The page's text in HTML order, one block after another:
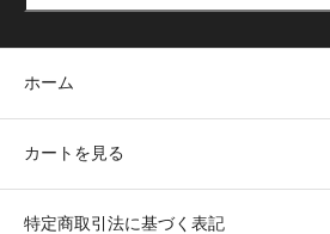
ホーム
カートを見る
特定商取引法に基づく表記